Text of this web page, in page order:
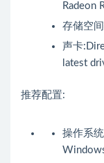
Radeon
存储空
声卡
latest
推荐配置:
操作系